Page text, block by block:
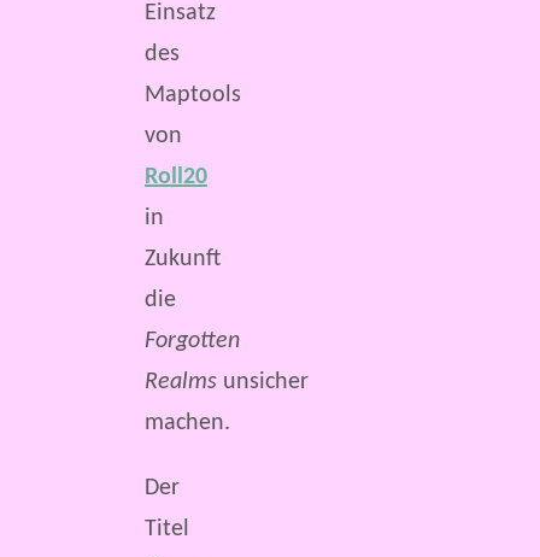
Einsatz
des
Maptools
von
Roll20
in
Zukunft
die
Forgotten
Realms unsicher
machen.
Der
Titel